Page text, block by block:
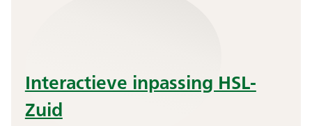
Interactieve inpassing HSL-
Zuid